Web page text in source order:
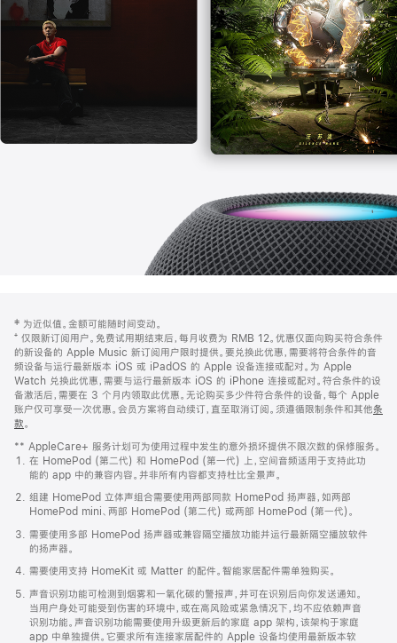
开)
页
页
脚
注
‡ 为近似值。金额可能随时间变动。
⁺ 仅限新订阅用户。免费试用期结束后，每月收费为 RMB 12。优惠仅面向购买符合条件
的新设备的 Apple Music 新订阅用户限时提供。要兑换此优惠，需要将符合条件的音
频设备与运行最新版本 iOS 或 iPadOS 的 Apple 设备连接或配对。为 Apple
Watch 兑换此优惠，需要与运行最新版本 iOS 的 iPhone 连接或配对。符合条件的设
备激活后，需要在 3 个月内领取此优惠。无论购买多少件符合条件的设备，每个 Apple
账户仅可享受一次优惠。会员方案将自动续订，直至取消订阅。须遵循限制条件和其他条
款。
窗
口
中
打
开)
** AppleCare+ 服务计划可为使用过程中发生的意外损坏提供不限次数的保修服务。
在 HomePod (第二代) 和 HomePod (第一代) 上，空间音频适用于支持此功
能的 app 中的兼容内容。并非所有内容都支持杜比全景声。
组建 HomePod 立体声组合需要使用两部同款 HomePod 扬声器，如两部
HomePod mini、两部 HomePod (第二代) 或两部 HomePod (第一代)。
需要使用多部 HomePod 扬声器或兼容隔空播放功能并运行最新隔空播放软件
的扬声器。
需要使用支持 HomeKit 或 Matter 的配件。智能家居配件需单独购买。
声音识别功能可检测到烟雾和一氧化碳的警报声，并可在识别后向你发送通知。
当用户身处可能受到伤害的环境中，或在高风险或紧急情况下，均不应依赖声音
识别功能。声音识别功能需要使用升级更新后的家庭 app 架构，该架构于家庭
app 中单独提供。它要求所有连接家居配件的 Apple 设备均使用最新版本软